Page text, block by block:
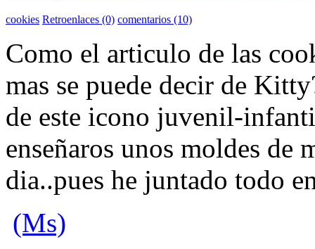
cookies Retroenlaces (0) comentarios (10)
Como el articulo de las
mas se puede decir de
de este icono juvenil-
enseñaros unos moldes de
dia..pues he juntado todo
(Ms)